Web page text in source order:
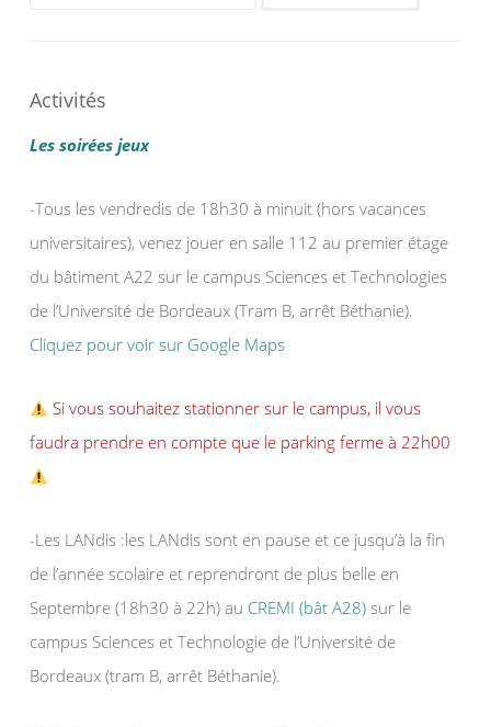
Activités
Les soirées jeux
-Tous les vendredis de 18h30 à minuit (hors vacances
universitaires), venez jouer en salle 112 au premier étage
du bâtiment A22 sur le campus Sciences et Technologies
de l’Université de Bordeaux (Tram B, arrêt Béthanie).
Cliquez pour voir sur Google Maps
Si vous souhaitez stationner sur le campus, il vous
faudra prendre en compte que le parking ferme à 22h00
-Les LANdis :les LANdis sont en pause et ce jusqu’à la fin
de l’année scolaire et reprendront de plus belle en
Septembre (18h30 à 22h) au CREMI (bât A28) sur le
campus Sciences et Technologie de l’Université de
Bordeaux (tram B, arrêt Béthanie).